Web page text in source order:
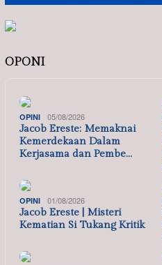
OPONI
OPINI 05/08/2026
Jacob Ereste: Memaknai
Kemerdekaan Dalam
Kerjasama dan Pembe…
OPINI 01/08/2026
Jacob Ereste | Misteri
Kematian Si Tukang Kritik